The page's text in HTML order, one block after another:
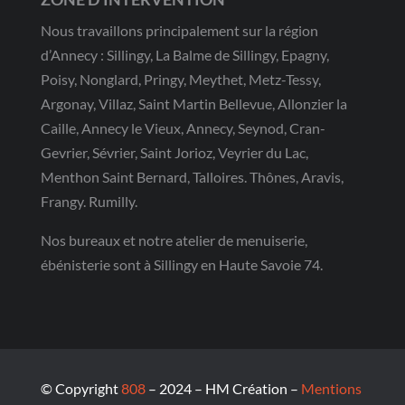
Nous travaillons principalement sur la région
d’Annecy : Sillingy, La Balme de Sillingy, Epagny,
Poisy, Nonglard, Pringy, Meythet, Metz-Tessy,
Argonay, Villaz, Saint Martin Bellevue, Allonzier la
Caille, Annecy le Vieux, Annecy, Seynod, Cran-
Gevrier, Sévrier, Saint Jorioz, Veyrier du Lac,
Menthon Saint Bernard, Talloires. Thônes, Aravis,
Frangy. Rumilly.
Nos bureaux et notre atelier de menuiserie,
ébénisterie sont à Sillingy en Haute Savoie 74.
© Copyright808– 2024 – HM Création – Mentions